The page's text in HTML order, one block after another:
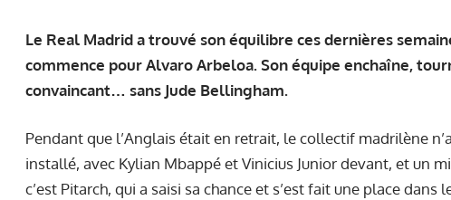
Le Real Madrid a trouvé son équilibre ces dernières
commence pour Alvaro Arbeloa. Son équipe enchaîne,
convaincant… sans Jude Bellingham.
Pendant que l’Anglais était en retrait, le collectif madrilène
installé, avec Kylian Mbappé et Vinicius Junior devant, et un
c’est Pitarch, qui a saisi sa chance et s’est fait une place dans